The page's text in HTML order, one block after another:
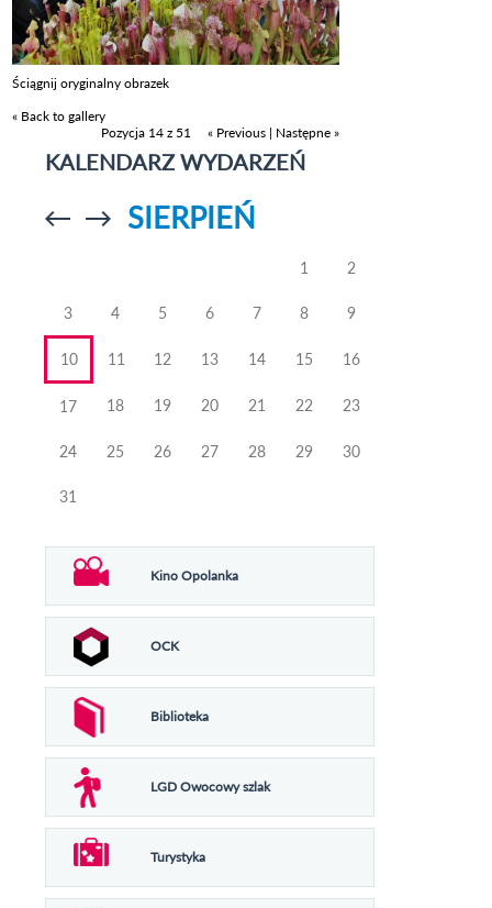
Ściągnij oryginalny obrazek
« Back to gallery
Pozycja 14 z 51
« Previous | Następne »
KALENDARZ WYDARZEŃ
Przejdź doPrzejdź do
SIERPIEŃ
1 2
3 4 5 6 7 8 9
10 11 12 13 14 15 16
17 18 19 20 21 22 23
24 25 26 27 28 29 30
31
Kino Opolanka
OCK
Biblioteka
LGD Owocowy szlak
Turystyka